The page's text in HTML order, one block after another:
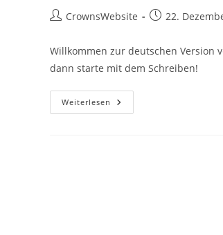
Beitrags-
CrownsWebsite
Beitrag
22.
Willkommen zur deutschen Version
dann starte mit dem Schreiben!
Weiterlesen Hallo
Welt!